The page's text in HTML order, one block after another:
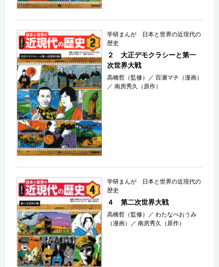
学研まんが 日本と世界の近現代の
歴史
２ 大正デモクラシーと第一
次世界大戦
高橋哲（監修） ／百瀬マチ（漫画）
／南房秀久（原作）
学研まんが 日本と世界の近現代の
歴史
４ 第二次世界大戦
高橋哲（監修） ／ わたなべおうみ
（漫画）
／南房秀久（原作）